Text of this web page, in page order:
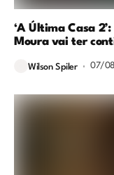
‘A Última Casa
Moura vai ter
Wilson Spiler 07/